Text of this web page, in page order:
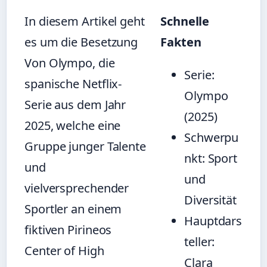
In diesem Artikel geht
es um die Besetzung
Von Olympo, die
spanische Netflix-
Serie aus dem Jahr
2025, welche eine
Gruppe junger Talente
und
vielversprechender
Sportler an einem
fiktiven Pirineos
Center of High
Schnelle
Fakten
Serie:
Olympo
(2025)
Schwerpu
nkt: Sport
und
Diversität
Hauptdars
teller:
Clara